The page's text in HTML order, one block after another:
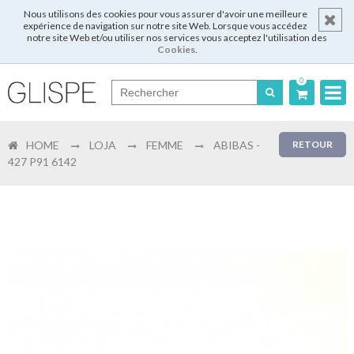
Nous utilisons des cookies pour vous assurer d'avoir une meilleure
expérience de navigation sur notre site Web. Lorsque vous accédez
notre site Web et/ou utiliser nos services vous acceptez l'utilisation des
Cookies.
0
English RETOUR
HOME LOJA FEMME
ABIBAS -
427 P91 6142